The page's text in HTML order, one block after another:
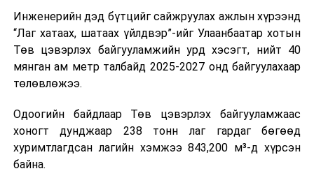
өдөр тутмын ажлын бэлэн байдлыг хангах зэрэг
практик ур чадварыг сургалтын хөтөлбөрт тусгажээ.
Сургалтыг танилцуулах лекц, асуулт-хариулт,
жишээнд суурилсан сургалт, багаар ажиллах дасгал,
танилцах, онцгой нөхцөлд ажиллах дадлага зэрэг
онол, практик хосолсон хэлбэрээр зохион байгуулж
байна.
Инженерийн дэд бүтцийг сайжруулах ажлын хүрээнд
“Лаг хатаах, шатаах үйлдвэр”-ийг Улаанбаатар хотын
Төв цэвэрлэх байгууламжийн урд хэсэгт, нийт 40
мянган ам метр талбайд 2025-2027 онд байгуулахаар
төлөвлөжээ.
Одоогийн байдлаар Төв цэвэрлэх байгууламжаас
хоногт дунджаар 238 тонн лаг гардаг бөгөөд
хуримтлагдсан лагийн хэмжээ 843,200 м³-д хүрсэн
байна.